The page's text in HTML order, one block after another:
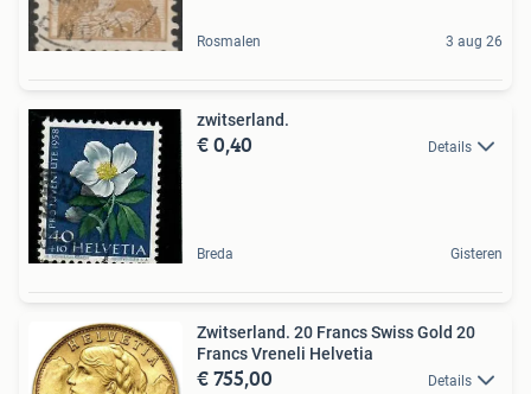
Rosmalen 3 aug 26
zwitserland.
€ 0,40 Details
Breda Gisteren
Zwitserland. 20 Francs Swiss Gold 20
Francs Vreneli Helvetia
€ 755,00 Details